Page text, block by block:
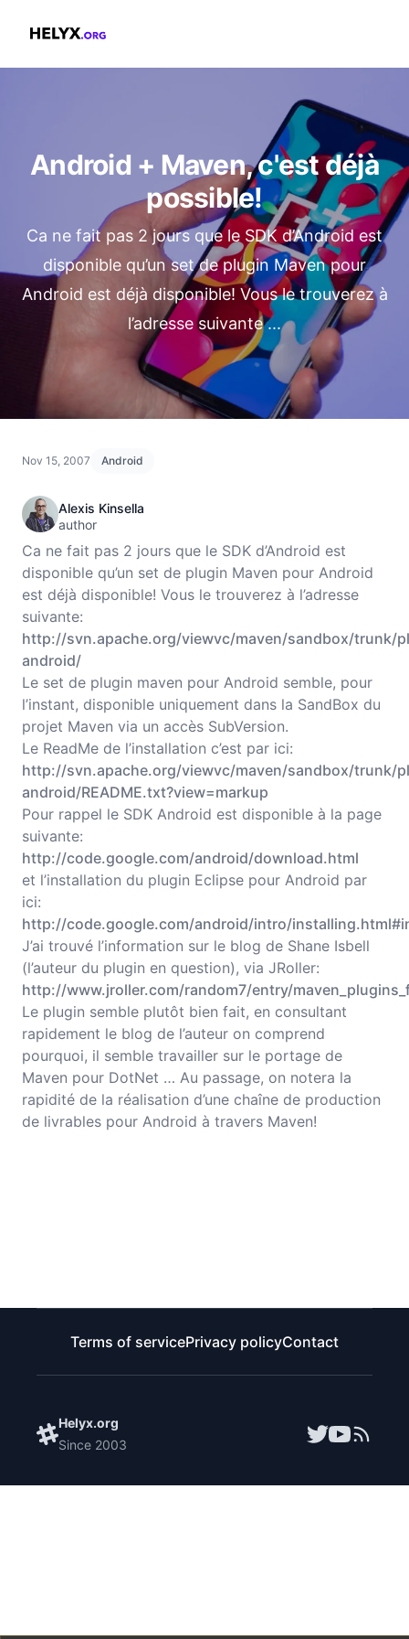
Helyx.org
Android + Maven, c'est déjà
possible!
Ca ne fait pas 2 jours que le SDK d’Android est
disponible qu’un set de plugin Maven pour
Android est déjà disponible! Vous le trouverez à
l’adresse suivante ...
Nov 15, 2007 Android
Alexis Kinsella
author
Ca ne fait pas 2 jours que le SDK d’Android est
disponible qu’un set de plugin Maven pour Android
est déjà disponible! Vous le trouverez à l’adresse
suivante:
http://svn.apache.org/viewvc/maven/sandbox/trunk/
android/
Le set de plugin maven pour Android semble, pour
l’instant, disponible uniquement dans la SandBox du
projet Maven via un accès SubVersion.
Le ReadMe de l’installation c’est par ici:
http://svn.apache.org/viewvc/maven/sandbox/trunk/
android/README.txt?view=markup
Pour rappel le SDK Android est disponible à la page
suivante:
http://code.google.com/android/download.html
et l’installation du plugin Eclipse pour Android par
ici:
http://code.google.com/android/intro/
J’ai trouvé l’information sur le blog de Shane Isbell
(l’auteur du plugin en question), via JRoller:
http://www.jroller.com/random7/entry/
Le plugin semble plutôt bien fait, en consultant
rapidement le blog de l’auteur on comprend
pourquoi, il semble travailler sur le portage de
Maven pour DotNet … Au passage, on notera la
rapidité de la réalisation d’une chaîne de production
de livrables pour Android à travers Maven!
Terms of servicePrivacy policyContact
Helyx.org
Since 2003